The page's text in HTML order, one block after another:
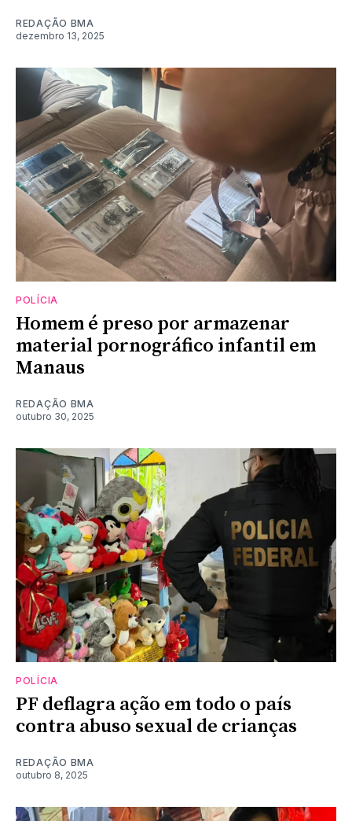
REDAÇÃO BMA
dezembro 13, 2025
POLÍCIA
Homem é preso por armazenar
material pornográfico infantil em
Manaus
REDAÇÃO BMA
outubro 30, 2025
POLÍCIA
PF deflagra ação em todo o país
contra abuso sexual de crianças
REDAÇÃO BMA
outubro 8, 2025